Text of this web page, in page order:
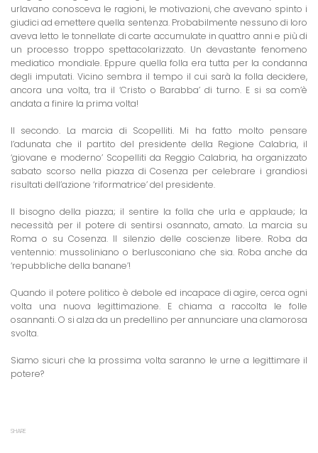
urlavano conosceva le ragioni, le motivazioni, che avevano spinto i
giudici ad emettere quella sentenza. Probabilmente nessuno di loro
aveva letto le tonnellate di carte accumulate in quattro anni e più di
un processo troppo spettacolarizzato. Un devastante fenomeno
mediatico mondiale. Eppure quella folla era tutta per la condanna
degli imputati. Vicino sembra il tempo il cui sarà la folla decidere,
ancora una volta, tra il ‘Cristo o Barabba’ di turno. E si sa com’è
andata a finire la prima volta!
Il secondo. La marcia di Scopelliti. Mi ha fatto molto pensare
l’adunata che il partito del presidente della Regione Calabria, il
‘giovane e moderno’ Scopelliti da Reggio Calabria, ha organizzato
sabato scorso nella piazza di Cosenza per celebrare i grandiosi
risultati dell’azione ‘riformatrice’ del presidente.
Il bisogno della piazza; il sentire la folla che urla e applaude; la
necessità per il potere di sentirsi osannato, amato. La marcia su
Roma o su Cosenza. Il silenzio delle coscienze libere. Roba da
ventennio: mussoliniano o berlusconiano che sia. Roba anche da
‘repubbliche della banane’!
Quando il potere politico è debole ed incapace di agire, cerca ogni
volta una nuova legittimazione. E chiama a raccolta le folle
osannanti. O si alza da un predellino per annunciare una clamorosa
svolta.
Siamo sicuri che la prossima volta saranno le urne a legittimare il
potere?
SHARE